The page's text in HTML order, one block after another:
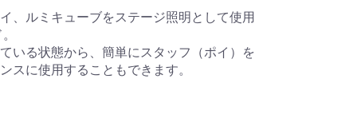
、ルミキューブをステージ照明として使用
いる状態から、簡単にスタッフ（ポイ）を
スに使用することもできます。